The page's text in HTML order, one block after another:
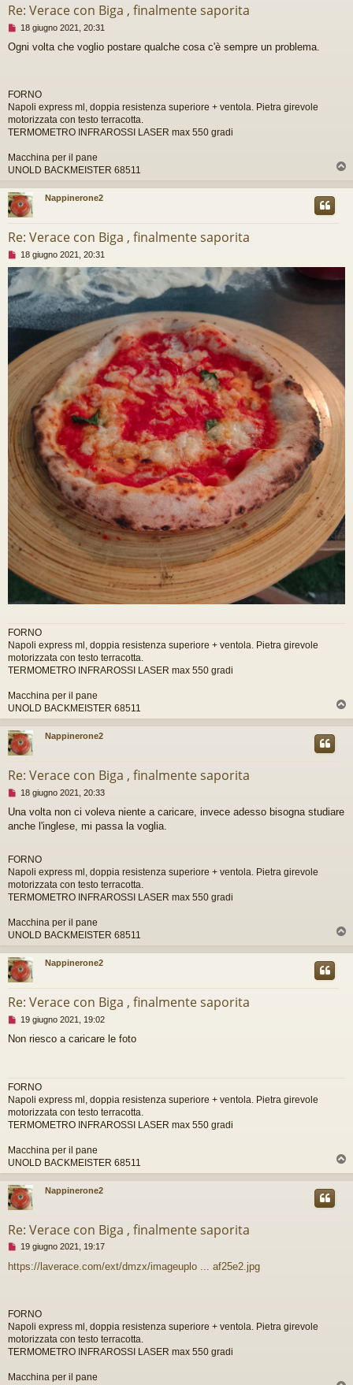
Re: Verace con Biga , finalmente saporita
M
s
g
i
o
d
l
e
g
e
r
18 giugno 2021, 20:31
Ogni volta che voglio postare qualche cosa c'è sempre un problema.
FORNO
Napoli express ml, doppia resistenza superiore + ventola. Pietra girevole
motorizzata con testo terracotta.
TERMOMETRO INFRAROSSI LASER max 550 gradi
Macchina per il pane
UNOLD BACKMEISTER 68511
p
Nappinerone2
Re: Verace con Biga , finalmente saporita
M
e
s
a
g
g
d
a
g
g
e
r
e
18 giugno 2021, 20:31
FORNO
Napoli express ml, doppia resistenza superiore + ventola. Pietra girevole
motorizzata con testo terracotta.
TERMOMETRO INFRAROSSI LASER max 550 gradi
Macchina per il pane
UNOLD BACKMEISTER 68511
o
Nappinerone2
Re: Verace con Biga , finalmente saporita
M
s
s
g
i
o
d
l
e
g
e
r
18 giugno 2021, 20:33
Una volta non ci voleva niente a caricare, invece adesso bisogna studiare
anche l'inglese, mi passa la voglia.
FORNO
Napoli express ml, doppia resistenza superiore + ventola. Pietra girevole
motorizzata con testo terracotta.
TERMOMETRO INFRAROSSI LASER max 550 gradi
Macchina per il pane
UNOLD BACKMEISTER 68511
p
Nappinerone2
Re: Verace con Biga , finalmente saporita
M
s
g
i
o
d
l
e
g
g
e
r
19 giugno 2021, 19:02
Non riesco a caricare le foto
FORNO
Napoli express ml, doppia resistenza superiore + ventola. Pietra girevole
motorizzata con testo terracotta.
TERMOMETRO INFRAROSSI LASER max 550 gradi
Macchina per il pane
UNOLD BACKMEISTER 68511
o
Nappinerone2
Re: Verace con Biga , finalmente saporita
M
s
g
i
o
d
l
19 giugno 2021, 19:17
https://laverace.com/ext/dmzx/imageuplo ... af25e2.jpg
FORNO
Napoli express ml, doppia resistenza superiore + ventola. Pietra girevole
motorizzata con testo terracotta.
TERMOMETRO INFRAROSSI LASER max 550 gradi
Macchina per il pane